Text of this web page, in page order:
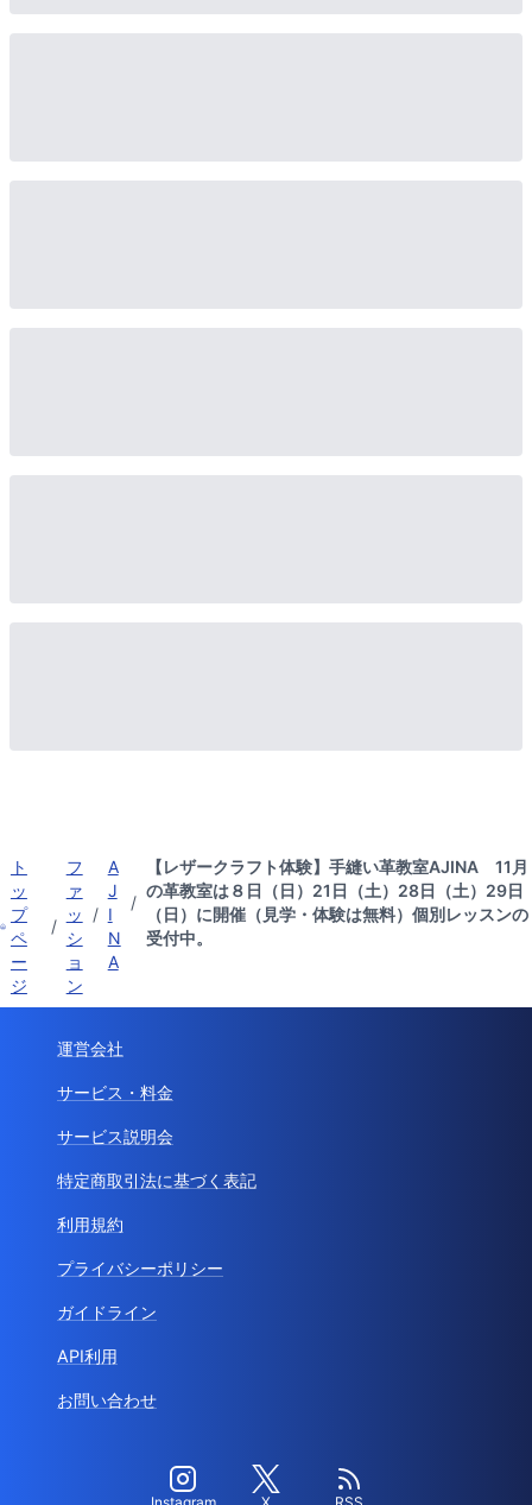
ト
ッ
プ
ペ
ー
ジ
/
フ
ァ
ッ
シ
ョ
ン
/
A
J
I
N
A
/
【レザークラフト体験】手縫い革教室AJINA 11月
の革教室は８日（日）21日（土）28日（土）29日
（日）に開催（見学・体験は無料）個別レッスンの
受付中。
運営会社
サービス・料金
サービス説明会
特定商取引法に基づく表記
利用規約
プライバシーポリシー
ガイドライン
API利用
お問い合わせ